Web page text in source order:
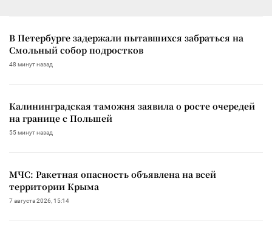
В Петербурге задержали пытавшихся забраться на
Смольный собор подростков
48 минут назад
Калининградская таможня заявила о росте очередей
на границе с Польшей
55 минут назад
МЧС: Ракетная опасность объявлена на всей
территории Крыма
7 августа 2026, 15:14